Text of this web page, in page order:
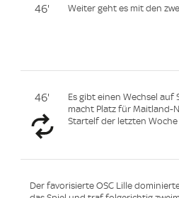
46' Weiter geht es mit den
46'
Es gibt einen Wechsel auf
macht Platz für Maitland-
Startelf der letzten Woche
Der favorisierte OSC Lille